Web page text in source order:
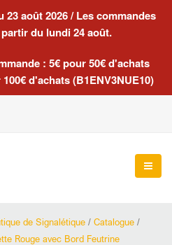
23 août 2026 / Les commandes
du lundi 24 août.
: 5€ pour 50€ d'achats
d'achats (B1ENV3NUE10)
de Signalétique / Catalogue /
Rouge avec Bord Feutrine